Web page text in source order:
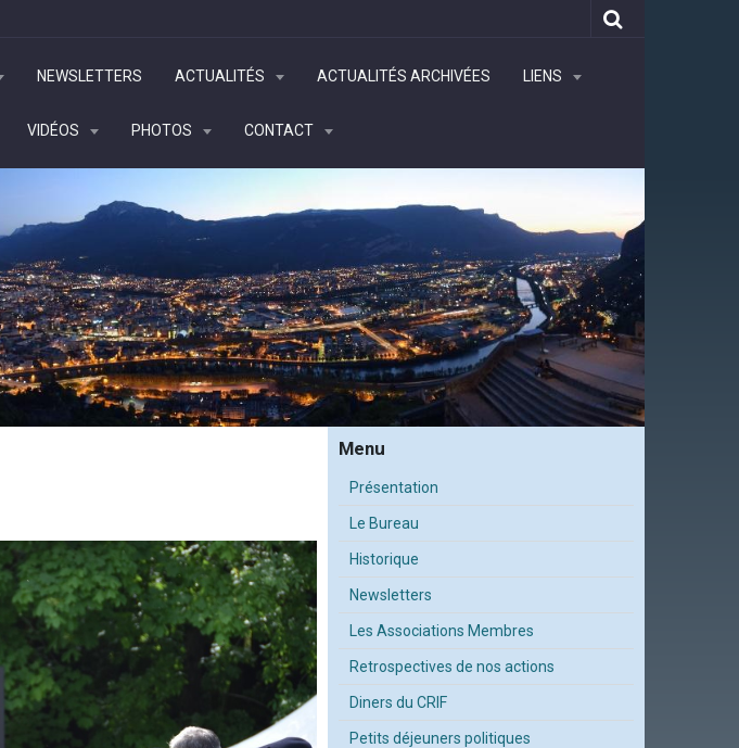
NEWSLETTERS ACTUALITÉS ACTUALITÉS ARCHIVÉES LIENS
VIDÉOS PHOTOS CONTACT
Menu
Présentation
Le Bureau
Historique
Newsletters
Les Associations Membres
Retrospectives de nos actions
Diners du CRIF
Petits déjeuners politiques